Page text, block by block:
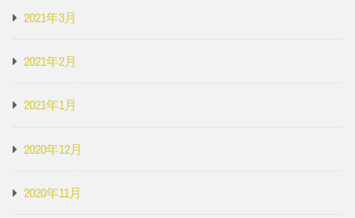
2021年3月
2021年2月
2021年1月
2020年12月
2020年11月